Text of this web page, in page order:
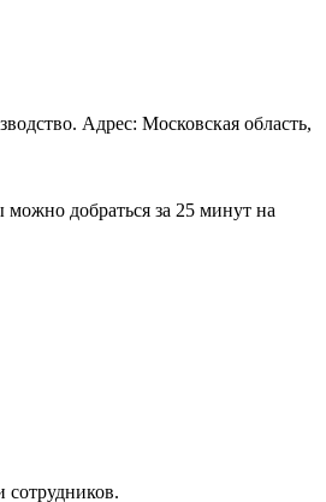
Адрес: Московская область,
добраться за 25 минут на